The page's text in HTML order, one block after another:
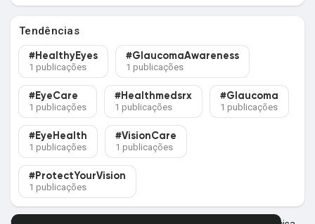
Páginas Curtidas
Postagens populares
Descubra Novas Postagens
Tendências
#HealthyEyes
1 publicações
#GlaucomaAwareness
1 publicações
#EyeCare
1 publicações
#Healthmedsrx
1 publicações
#Glaucoma
1 publicações
#EyeHealth
1 publicações
#VisionCare
1 publicações
#ProtectYourVision
1 publicações